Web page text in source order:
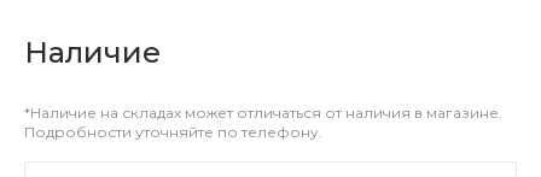
Наличие
*Наличие на складах может отличаться от наличия в магазине.
Подробности уточняйте по телефону.